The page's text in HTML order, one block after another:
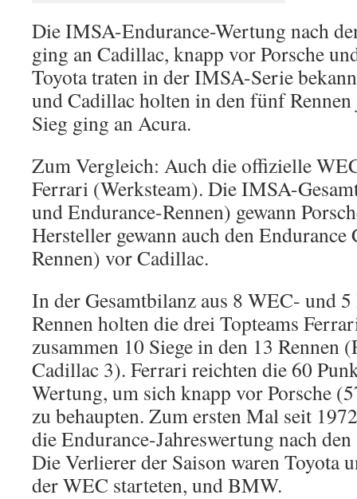
Die IMSA-Endurance-Wertung nach
ging an Cadillac, knapp vor Porsche
Toyota traten in der IMSA-Serie
und Cadillac holten in den fünf Rennen
Sieg ging an Acura.
Zum Vergleich: Auch die offizielle
Ferrari (Werksteam). Die IMSA-
und Endurance-Rennen) gewann
Hersteller gewann auch den
Rennen) vor Cadillac.
In der Gesamtbilanz aus 8 WEC- und
Rennen holten die drei Topteams
zusammen 10 Siege in den 13 Rennen
Cadillac 3). Ferrari reichten die 60
Wertung, um sich knapp vor Porsche
zu behaupten. Zum ersten Mal seit
die Endurance-Jahreswertung nach
Die Verlierer der Saison waren Toyota
der WEC starteten, und BMW.